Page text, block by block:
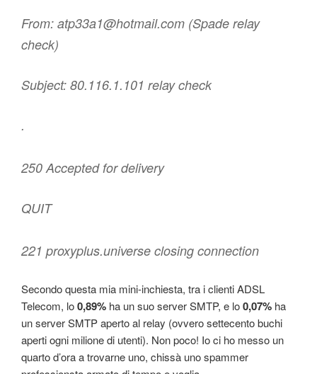
From: atp33a1@hotmail.com (Spade relay
check)
Subject: 80.116.1.101 relay check
.
250 Accepted for delivery
QUIT
221 proxyplus.universe closing connection
Secondo questa mia mini-inchiesta, tra i clienti ADSL
Telecom, lo0,89% ha un suo server SMTP, e lo0,07% ha
un server SMTP aperto al relay (ovvero settecento buchi
aperti ogni milione di utenti). Non poco! Io ci ho messo un
quarto d’ora a trovarne uno, chissà uno spammer